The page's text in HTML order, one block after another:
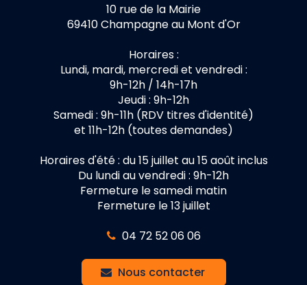
10 rue de la Mairie
69410 Champagne au Mont d'Or
Horaires :
Lundi, mardi, mercredi et vendredi :
9h-12h / 14h-17h
Jeudi : 9h-12h
Samedi : 9h-11h (RDV titres d'identité)
et 11h-12h (toutes demandes)
Horaires d'été : du 15 juillet au 15 août inclus
Du lundi au vendredi : 9h-12h
Fermeture le samedi matin
Fermeture le 13 juillet
04 72 52 06 06
Nous contacter